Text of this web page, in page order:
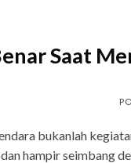
Saat
bukanlah
hampir seimbang